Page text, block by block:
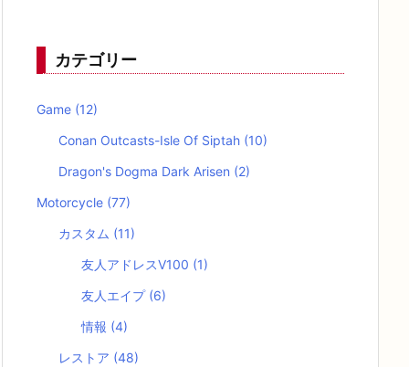
カテゴリー
Game (12)
Conan Outcasts-Isle Of Siptah (10)
Dragon's Dogma Dark Arisen (2)
Motorcycle (77)
カスタム (11)
友人アドレスV100 (1)
友人エイプ (6)
情報 (4)
レストア (48)